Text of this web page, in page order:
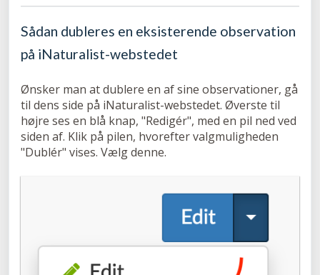
Sådan dubleres en eksisterende observation
på iNaturalist-webstedet
Ønsker man at dublere en af sine observationer, gå
til dens side på iNaturalist-webstedet. Øverste til
højre ses en blå knap, "Redigér", med en pil ned ved
siden af. Klik på pilen, hvorefter valgmuligheden
"Dublér" vises. Vælg denne.